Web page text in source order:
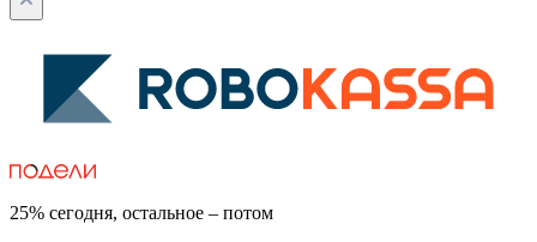
25% сегодня, остальное – потом